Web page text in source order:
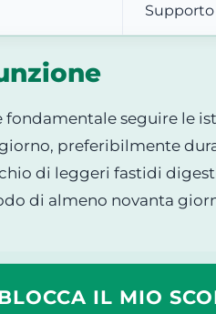
seguire le
preferibilmente
di leggeri fastidi
di almeno novanta
IL MIO